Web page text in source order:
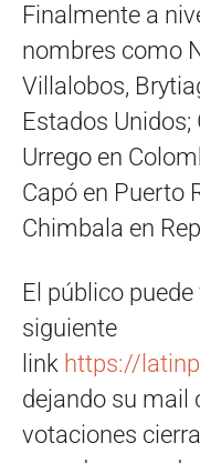
Finalmente a
nombres como
Villalobos,
Estados Unidos;
Urrego en
Capó en Puerto
Chimbala en
El público
siguiente
link https://
dejando su mail
votaciones